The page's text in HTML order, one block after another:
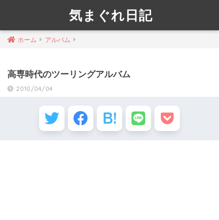
気まぐれ日記
ホーム アルバム
高専時代のツーリングアルバム
2010/04/04